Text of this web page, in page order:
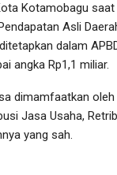
Kotamobagu
Asli
dalam
angka Rp1,1 miliar.
dimamfaatkan oleh
Jasa Usaha,
yang sah.